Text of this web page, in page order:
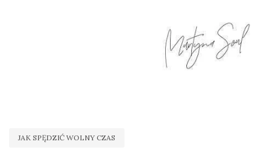
JAK SPĘDZIĆ WOLNY CZAS